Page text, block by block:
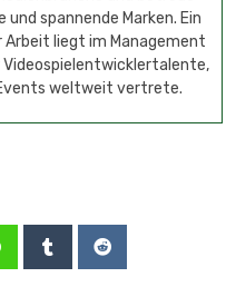
spannende Marken. Ein
Arbeit liegt im Management
Videospielentwicklertalente,
weltweit vertrete.